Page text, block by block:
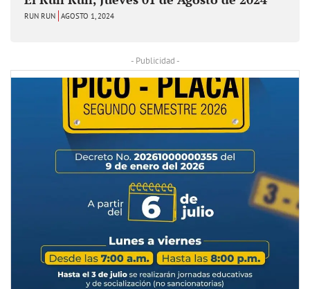
RUN RUN AGOSTO 1, 2024
- Publicidad -